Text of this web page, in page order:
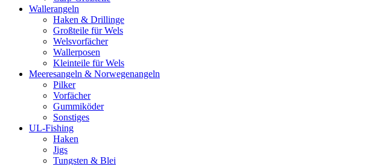
Wallerangeln
Haken & Drillinge
Großteile für Wels
Welsvorfächer
Wallerposen
Kleinteile für Wels
Meeresangeln & Norwegenangeln
Pilker
Vorfächer
Gummiköder
Sonstiges
UL-Fishing
Haken
Jigs
Tungsten & Blei